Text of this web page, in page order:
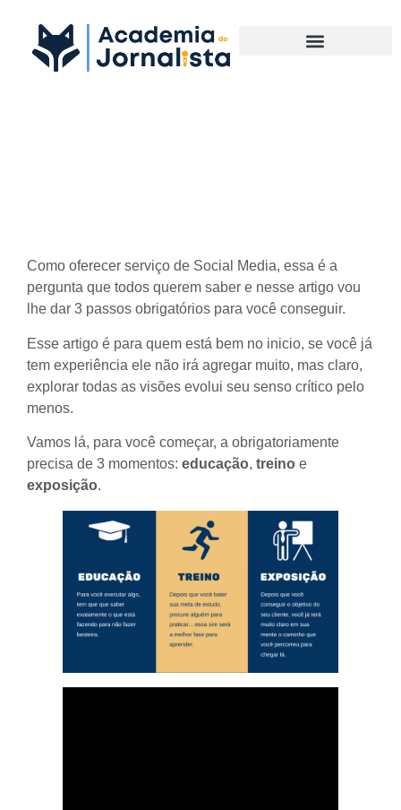
Como oferecer serviço de Social Media, essa é a
pergunta que todos querem saber e nesse artigo vou
lhe dar 3 passos obrigatórios para você conseguir.
Esse artigo é para quem está bem no inicio, se você já
tem experiência ele não irá agregar muito, mas claro,
explorar todas as visões evolui seu senso crítico pelo
menos.
Vamos lá, para você começar, a obrigatoriamente
precisa de 3 momentos: educação, treino e
exposição.